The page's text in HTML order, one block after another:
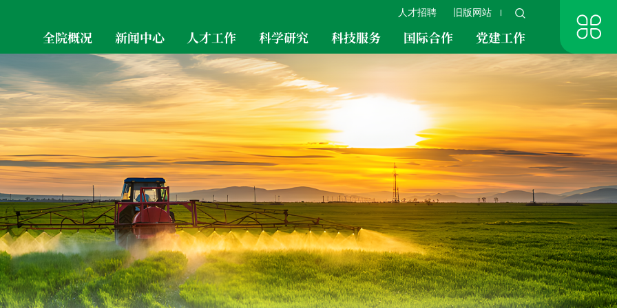
人才招聘 旧版网站
全院概况 新闻中心 人才工作 科学研究 科技服务 国际合作 党建工作